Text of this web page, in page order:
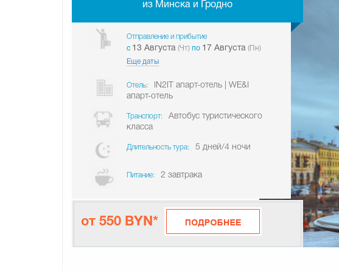
из Минска и Гродно
Отправление и прибытие
c 13 Августа (Чт) по 17 Августа (Пн)
Еще даты
Отель:
IN2IT апарт-отель | WE&I
апарт-отель
Транспорт:
Автобус туристического
класса
Длительность тура: 5 дней/4 ночи
Питание: 2 завтрака
от 550 BYN*